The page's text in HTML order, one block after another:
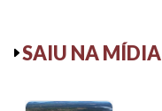
SAIU NA MÍDIA